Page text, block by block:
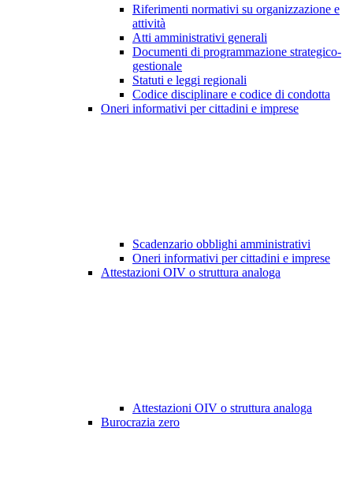
Riferimenti normativi su organizzazione e
attività
Atti amministrativi generali
Documenti di programmazione strategico-
gestionale
Statuti e leggi regionali
Codice disciplinare e codice di condotta
Oneri informativi per cittadini e imprese
Scadenzario obblighi amministrativi
Oneri informativi per cittadini e imprese
Attestazioni OIV o struttura analoga
Attestazioni OIV o struttura analoga
Burocrazia zero